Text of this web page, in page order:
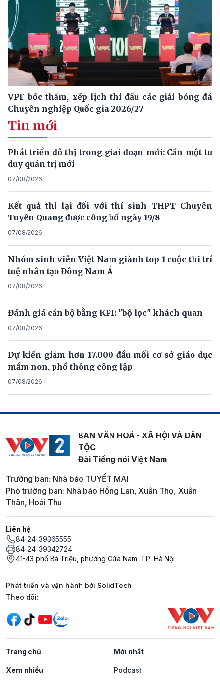
VPF bốc thăm, xếp lịch thi đấu các giải bóng đá
Chuyên nghiệp Quốc gia 2026/27
Tin mới
Phát triển đô thị trong giai đoạn mới: Cần một tư
duy quản trị mới
07/08/2026
Kết quả thi lại đối với thí sinh THPT Chuyên
Tuyên Quang được công bố ngày 19/8
07/08/2026
Nhóm sinh viên Việt Nam giành top 1 cuộc thi trí
tuệ nhân tạo Đông Nam Á
07/08/2026
Đánh giá cán bộ bằng KPI: "bộ lọc" khách quan
07/08/2026
Dự kiến giảm hơn 17.000 đầu mối cơ sở giáo dục
mầm non, phổ thông công lập
07/08/2026
BAN VĂN HOÁ - XÃ HỘI VÀ DÂN
TỘC
Đài Tiếng nói Việt Nam
Trưởng ban: Nhà báo TUYẾT MAI
Phó trưởng ban: Nhà báo Hồng Lan, Xuân Thọ, Xuân
Thân, Hoài Thu
Liên hệ
84-24-39365555
84-24-39342724
41-43 phố Bà Triệu, phường Cửa Nam, TP. Hà Nội
Phát triển và vận hành bởi SolidTech
Mạng xã hội
Theo dõi:
Trang chủ Mới nhất
Xem nhiều Podcast